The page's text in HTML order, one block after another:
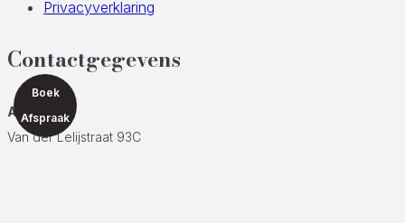
Privacyverklaring
Contactgegevens
ADRES
Van der Lelijstraat 93C
Boek
Afspraak